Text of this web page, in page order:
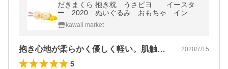
だきまくら 抱き枕 うさピヨ イースタ
ー 2020 ぬいぐるみ おもちゃ インテ
リア アクセサリー 人形 シー グッズ
お土産
kawaii market
抱き心地が柔らかく優しく軽い。肌触りが… 2020/7/15
5